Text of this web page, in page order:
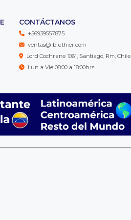
CONTÁCTANOS
+56939557875
ventas@lbluthier.com
Lord Cochrane 1061, Santiago, Rm, Chile
Lun a Vie 08:00 a 18:00hrs